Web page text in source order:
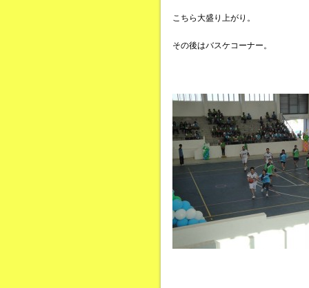
こちら大盛り上がり。
その後はバスケコーナー。